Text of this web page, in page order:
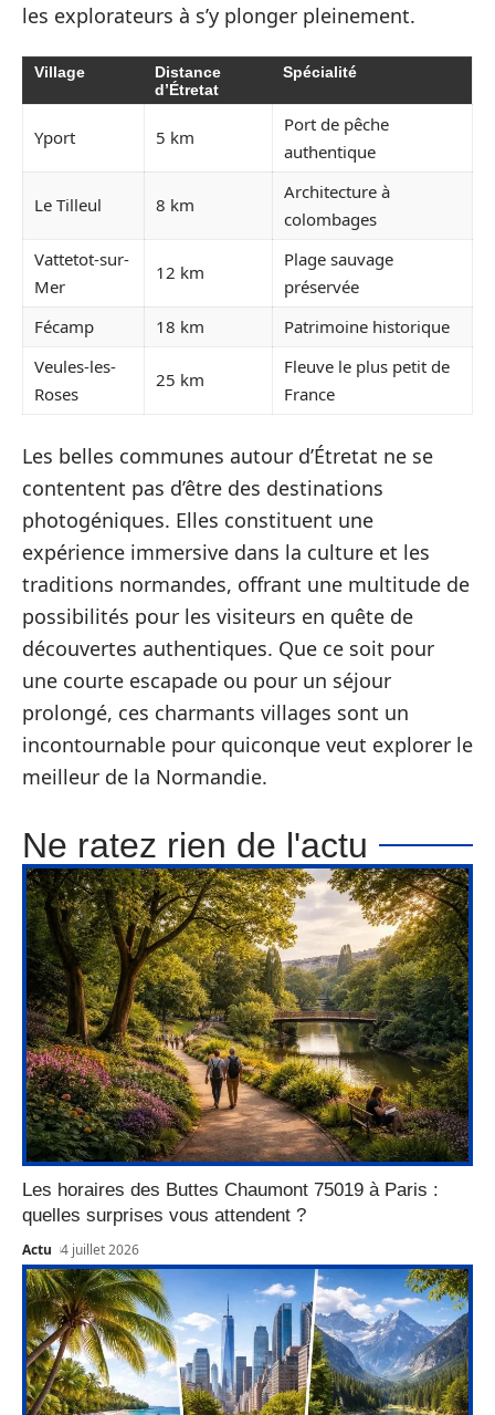
les explorateurs à s’y plonger pleinement.
Village
Distance
d’Étretat
Spécialité
Yport 5 km
Port de pêche
authentique
Le Tilleul 8 km
Architecture à
colombages
Vattetot-sur-
Mer
12 km
Plage sauvage
préservée
Fécamp
18 km
Patrimoine historique
Veules-les-
Roses
25 km
Fleuve le plus petit de
France
Les belles communes autour d’Étretat ne se
contentent pas d’être des destinations
photogéniques. Elles constituent une
expérience immersive dans la culture et les
traditions normandes, offrant une multitude de
possibilités pour les visiteurs en quête de
découvertes authentiques. Que ce soit pour
une courte escapade ou pour un séjour
prolongé, ces charmants villages sont un
incontournable pour quiconque veut explorer le
meilleur de la Normandie.
Ne ratez rien de l'actu
Les horaires des Buttes Chaumont 75019 à Paris :
quelles surprises vous attendent ?
Actu 4 juillet 2026